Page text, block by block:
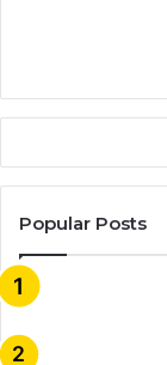
Popular Posts